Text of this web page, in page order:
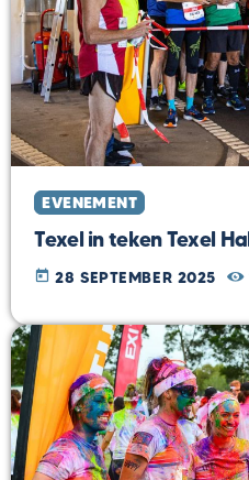
EVENEMENT
Texel in teken Texel
today 28 SEPTEMBER 2025